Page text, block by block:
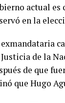
actual es
en la
Justicia de la
de que
que Hugo